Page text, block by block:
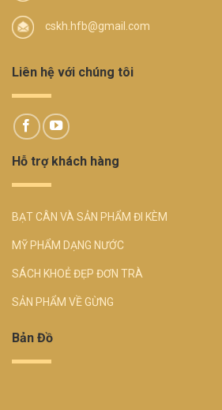
cskh.hfb@gmail.com
Liên hệ với chúng tôi
Hỗ trợ khách hàng
BẠT CÂN VÀ SẢN PHẨM ĐI KÈM
MỸ PHẨM DẠNG NƯỚC
SÁCH KHOẺ ĐẸP ĐƠN TRÀ
SẢN PHẨM VỀ GỪNG
Bản Đồ